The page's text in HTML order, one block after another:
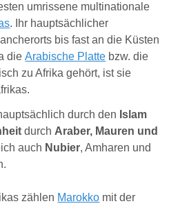
umrissene multinationale
. Ihr hauptsächlicher
bis fast an die Küsten
dieArabische Platte bzw. die
zu Afrika gehört, ist sie
durch den Islam
durchAraber, Mauren und
auch Nubier, Amharen und
zählen Marokko mit der